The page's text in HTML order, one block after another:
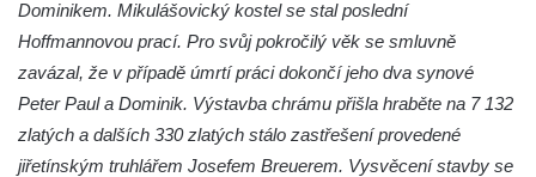
Kostel svatých Petra a Pavla v Jeníkově
Kaple svaté Anny v Jeníkově
Kaple svatého Jana Nepomuckého v
Lahošti
Dominikem. Mikulášovický kostel se stal poslední
Hoffmannovou prací. Pro svůj pokročilý věk se smluvně
zavázal, že v případě úmrtí práci dokončí jeho dva synové
Peter Paul a Dominik. Výstavba chrámu přišla hraběte na 7 132
zlatých a dalších 330 zlatých stálo zastřešení provedené
jiřetínským truhlářem Josefem Breuerem. Vysvěcení stavby se